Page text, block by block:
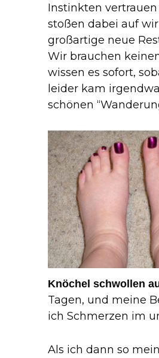
Instinkten vertrauen
stoßen dabei auf
großartige neue
Wir brauchen
wissen es sofort,
leider kam
schönen
Knöchel schwollen
Tagen, und meine
ich Schmerzen im
Als ich dann so